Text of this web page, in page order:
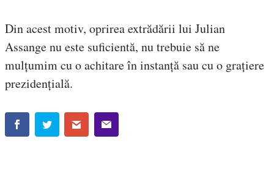
Din acest motiv, oprirea extrădării lui Julian
Assange nu este suficientă, nu trebuie să ne
mulțumim cu o achitare în instanță sau cu o grațiere
prezidențială.